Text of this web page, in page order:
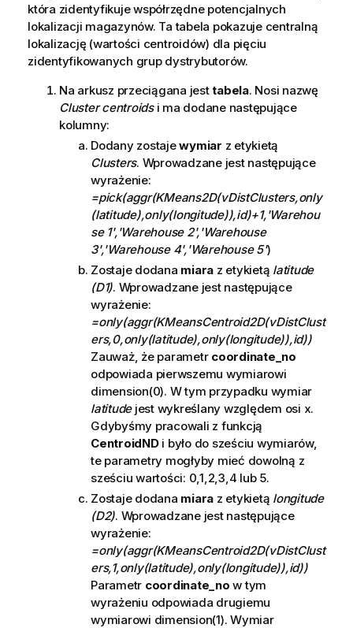
która zidentyfikuje współrzędne potencjalnych
lokalizacji magazynów. Ta tabela pokazuje centralną
lokalizację (wartości centroidów) dla pięciu
zidentyfikowanych grup dystrybutorów.
Na arkusz przeciągana jesttabela. Nosi nazwę
Cluster centroidsi ma dodane następujące
kolumny:
Dodany zostajewymiar z etykietą
Clusters. Wprowadzane jest następujące
wyrażenie:
=pick(aggr(KMeans2D(vDistClusters,only
(latitude),only(longitude)),id)+1,'Warehou
se 1','Warehouse 2','Warehouse
3','Warehouse 4','Warehouse 5')
Zostaje dodana miara z etykietą latitude
(D1). Wprowadzane jest następujące
wyrażenie:
=only(aggr(KMeansCentroid2D(vDistClust
ers,0,only(latitude),only(longitude)),id))
Zauważ, że parametr coordinate_no
odpowiada pierwszemu wymiarowi
dimension(0). W tym przypadku wymiar
latitudejest wykreślany względem osi x.
Gdybyśmy pracowali z funkcją
CentroidNDi było do sześciu wymiarów,
te parametry mogłyby mieć dowolną z
sześciu wartości: 0,1,2,3,4 lub 5.
Zostaje dodana miara z etykietą longitude
(D2). Wprowadzane jest następujące
wyrażenie:
=only(aggr(KMeansCentroid2D(vDistClust
ers,1,only(latitude),only(longitude)),id))
Parametr coordinate_no w tym
wyrażeniu odpowiada drugiemu
wymiarowi dimension(1). Wymiar